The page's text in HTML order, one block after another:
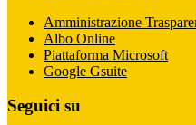
Amministrazione
Albo Online
Piattaforma Microsoft
Google Gsuite
Seguici su